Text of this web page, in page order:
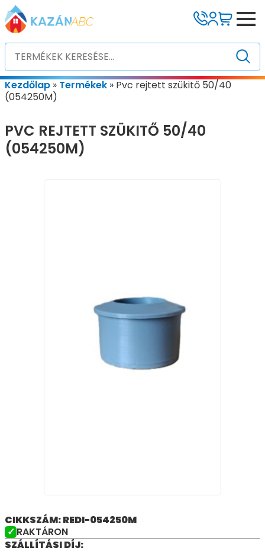
Kezdőlap » Termékek » Pvc rejtett szükitő 50/40
(054250M)
PVC REJTETT SZÜKITŐ 50/40
(054250M)
CIKKSZÁM: REDI-054250M
RAKTÁRON
SZÁLLÍTÁSI DÍJ: